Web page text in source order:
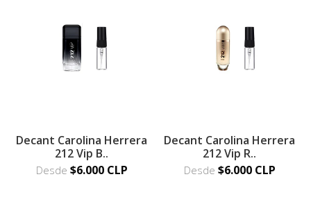
Decant Carolina Herrera
212 Vip B..
Desde $6.000 CLP
Decant Carolina Herrera
212 Vip R..
Desde $6.000 CLP